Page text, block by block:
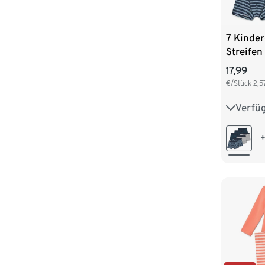
7
Streifen
17,99
€/Stück
86/92
110/116